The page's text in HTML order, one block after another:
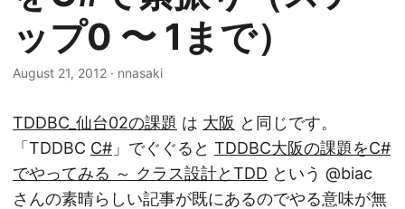
ップ0 〜 1まで）
August 21, 2012 · nnasaki
TDDBC_仙台02の課題 は 大阪 と同じです。
「TDDBC C# 」でぐぐると TDDBC大阪の課題をC#
でやってみる ～ クラス設計とTDD という @biac
さんの素晴らしい記事が既にあるのでやる意味が無